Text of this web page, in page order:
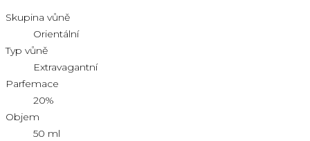
Skupina vůně
Orientální
Typ vůně
Extravagantní
Parfemace
20%
Objem
50 ml